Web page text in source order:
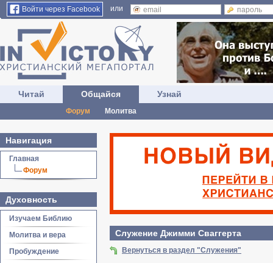
Войти через Facebook или
Читай Общайся
Форум Молитва
Узнай
Навигация
Главная
Форум
Духовность
Изучаем Библию
Молитва и вера
Пробуждение
Служение Джимми Сваггерта
Вернуться в раздел "Служения"